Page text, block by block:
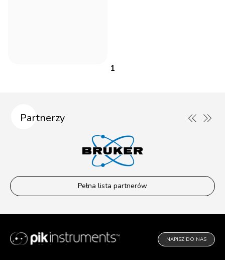
1
Partnerzy
Pełna lista partnerów
NAPISZ DO NAS